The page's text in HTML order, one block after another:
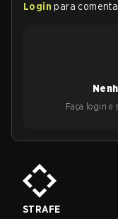
Login para
Faça login e
STRAFE